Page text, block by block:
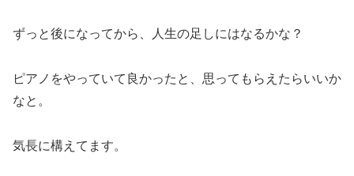
ずっと後になってから、人生の足しにはなるかな？
ピアノをやっていて良かったと、思ってもらえたらいいか
なと。
気長に構えてます。